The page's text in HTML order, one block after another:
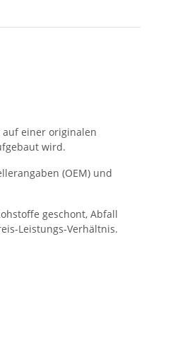
einer originalen
wird.
(OEM) und
geschont, Abfall
Leistungs-Verhältnis.